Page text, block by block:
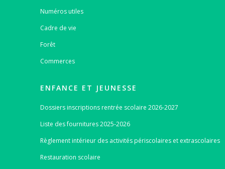
Numéros utiles
Cadre de vie
Forêt
Commerces
ENFANCE ET JEUNESSE
Dossiers inscriptions rentrée scolaire 2026-2027
Liste des fournitures 2025-2026
Règlement intérieur des activités périscolaires et extrascolaires
Restauration scolaire